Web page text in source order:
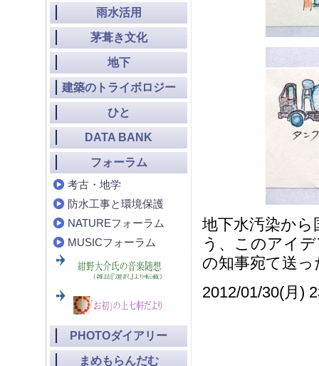
地下水汚染か
う、このアイ
の知事宛て送
2012/01/30(月)
雨水活用
茅葺き文化
地下
建築のトライボロジー
ひと
DATA BANK
フォーラム
考古・地学
防水工事と環境保護
NATUREフォーラム
MUSICフォーラム
PHOTOダイアリー
まめもらんだむ